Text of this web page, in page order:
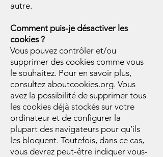
autre.
Comment puis-je désactiver les
cookies ?
Vous pouvez contrôler et/ou
supprimer des cookies comme vous
le souhaitez. Pour en savoir plus,
consultez aboutcookies.org. Vous
avez la possibilité de supprimer tous
les cookies déjà stockés sur votre
ordinateur et de configurer la
plupart des navigateurs pour qu’ils
les bloquent. Toutefois, dans ce cas,
vous devrez peut-être indiquer vous-